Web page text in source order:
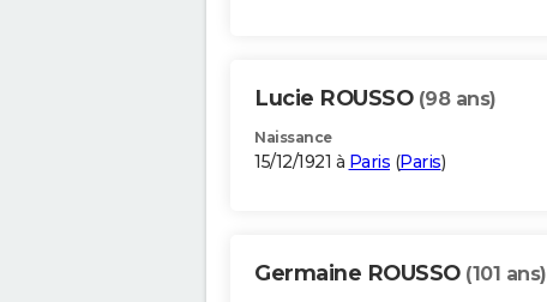
Lucie ROUSSO (98 ans)
Naissance
15/12/1921 à Paris (Paris)
Germaine ROUSSO (101 ans)